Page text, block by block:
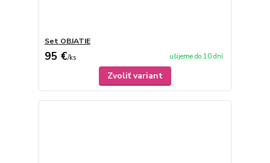
Set OBJATIE
95 €/ks ušijeme do 10 dní
Zvoliť variant